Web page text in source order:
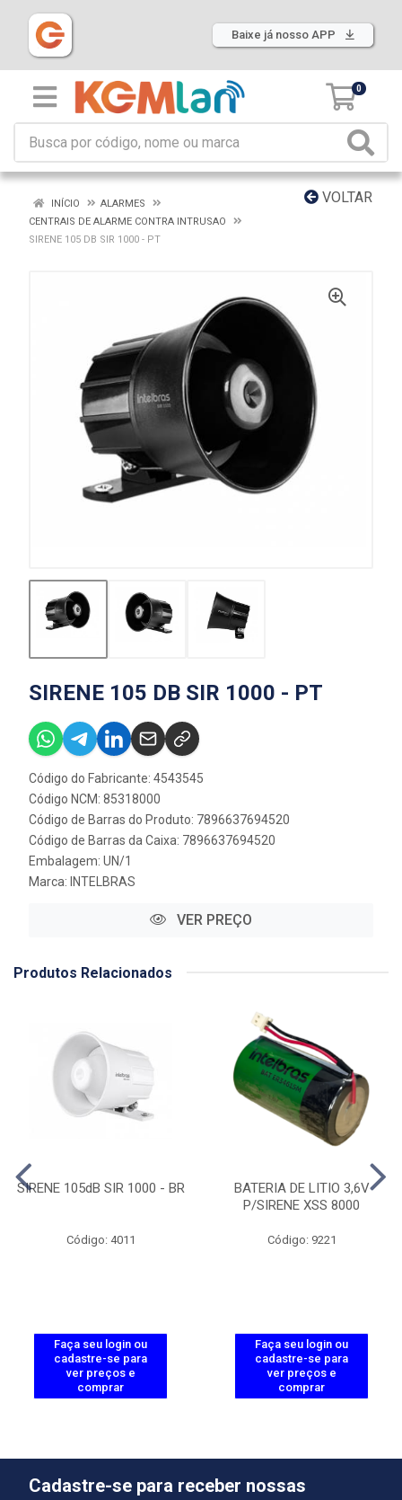
Baixe já nosso APP
0
VOLTAR
INÍCIO
ALARMES
CENTRAIS DE ALARME CONTRA INTRUSAO
SIRENE 105 DB SIR 1000 - PT
SIRENE 105 DB SIR 1000 - PT
Código do Fabricante: 4543545
Código NCM: 85318000
Código de Barras do Produto: 7896637694520
Código de Barras da Caixa: 7896637694520
Embalagem: UN/1
Marca: INTELBRAS
VER PREÇO
Produtos Relacionados
SIRENE 105dB SIR 1000 - BR
Código: 4011
Faça seu login ou
cadastre-se para
ver preços e
comprar
BATERIA DE LITIO 3,6V
P/SIRENE XSS 8000
Código: 9221
Faça seu login ou
cadastre-se para
ver preços e
comprar
Cadastre-se para receber nossas